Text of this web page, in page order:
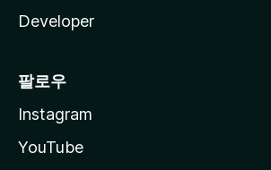
Developer
팔로우
Instagram
YouTube